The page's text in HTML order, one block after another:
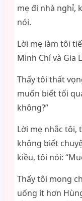
mẹ đi nhà nghỉ,
nói.
Lời mẹ làm tôi
Minh Chí và Gia
Thấy tôi thất
muốn biết tối
không?”
Lời mẹ nhắc tôi,
không biết
kiều, tôi nói:
Thấy tôi mong
uống ít hơn